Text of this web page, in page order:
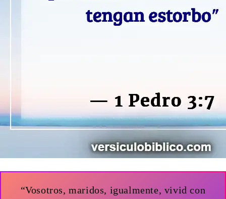
“Vosotros, maridos, igualmente, vivid con